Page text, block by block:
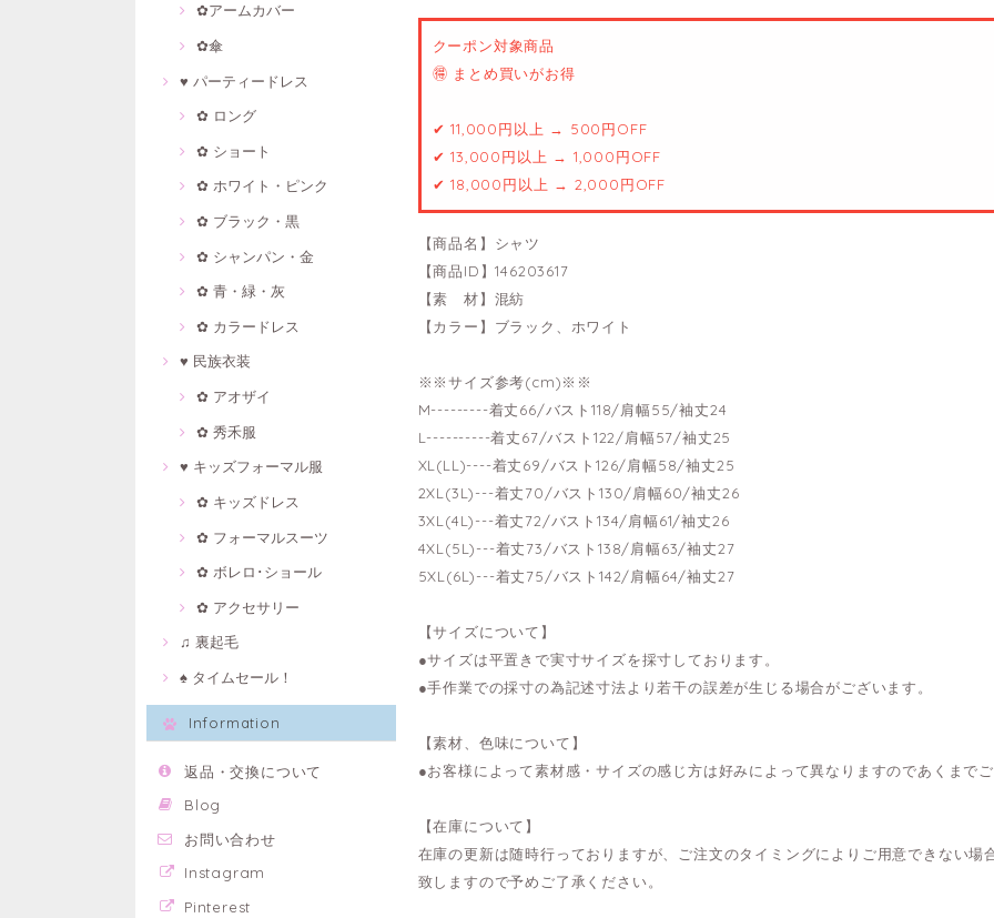
✿アームカバー
✿傘
♥ パーティードレス
✿ ロング
✿ ショート
✿ ホワイト・ピンク
✿ ブラック・黒
✿ シャンパン・金
✿ 青・緑・灰
✿ カラードレス
♥ 民族衣装
✿ アオザイ
✿ 秀禾服
♥ キッズフォーマル服
✿ キッズドレス
✿ フォーマルスーツ
✿ ボレロ･ショール
✿ アクセサリー
♫ 裏起毛
♠ タイムセール！
Information
返品・交換について
Blog
お問い合わせ
Instagram
Pinterest
クーポン対象商品
🉐 まとめ買いがお得
✔ 11,000円以上 → 500円OFF
✔ 13,000円以上 → 1,000円OFF
✔ 18,000円以上 → 2,000円OFF
【商品名】シャツ
【商品ID】146203617
【素 材】混紡
【カラー】ブラック、ホワイト
※※サイズ参考(cm)※※
M---------着丈66/バスト118/肩幅55/袖丈24
L----------着丈67/バスト122/肩幅57/袖丈25
XL(LL)----着丈69/バスト126/肩幅58/袖丈25
2XL(3L)---着丈70/バスト130/肩幅60/袖丈26
3XL(4L)---着丈72/バスト134/肩幅61/袖丈26
4XL(5L)---着丈73/バスト138/肩幅63/袖丈27
5XL(6L)---着丈75/バスト142/肩幅64/袖丈27
【サイズについて】
●サイズは平置きで実寸サイズを採寸しております。
●手作業での採寸の為記述寸法より若干の誤差が生じる場合がございます。
【素材、色味について】
●お客様によって素材感・サイズの感じ方は好みによって異なりますのであくまで
【在庫について】
在庫の更新は随時行っておりますが、ご注文のタイミングによりご用意できない
致しますので予めご了承ください。